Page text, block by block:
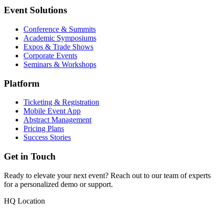
Event Solutions
Conference & Summits
Academic Symposiums
Expos & Trade Shows
Corporate Events
Seminars & Workshops
Platform
Ticketing & Registration
Mobile Event App
Abstract Management
Pricing Plans
Success Stories
Get in Touch
Ready to elevate your next event? Reach out to our team of experts
for a personalized demo or support.
HQ Location